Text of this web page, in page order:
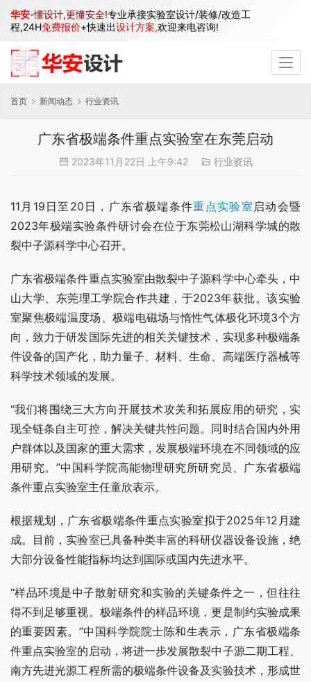
首页 新闻动态 行业资讯
广东省极端条件重点实验室在东莞启动
2023年11月22日 上午9:42 行业资讯
11月19日至20日，广东省极端条件重点实验室 启动会暨
2023年极端实验条件研讨会在位于东莞松山湖科学城的散
裂中子源科学中心召开。
广东省极端条件重点实验室由散裂中子源科学中心牵头，中
山大学、东莞理工学院合作共建，于2023年获批。该实验
室聚焦极端温度场、极端电磁场与惰性气体极化环境3个方
向，致力于研发国际先进的相关关键技术，实现多种极端条
件设备的国产化，助力量子、材料、生命、高端医疗器械等
科学技术领域的发展。
“我们将围绕三大方向开展技术攻关和拓展应用的研究，实
现全链条自主可控，解决关键共性问题。同时结合国内外用
户群体以及国家的重大需求，发展极端环境在不同领域的应
用研究。”中国科学院高能物理研究所研究员、广东省极端
条件重点实验室主任童欣表示。
根据规划，广东省极端条件重点实验室拟于2025年12月建
成。目前，实验室已具备种类丰富的科研仪器设备设施，绝
大部分设备性能指标均达到国际或国内先进水平。
“样品环境是中子散射研究和实验的关键条件之一，但往往
得不到足够重视。极端条件的样品环境，更是制约实验成果
的重要因素。”中国科学院院士陈和生表示，广东省极端条
件重点实验室的启动，将进一步发展散裂中子源二期工程、
南方先进光源工程所需的极端条件设备及实验技术，形成世
华安-懂设计,更懂安全!专业承接实验室设计/装修/改造工
程,24H免费报价+快速出设计方案,欢迎来电咨询!